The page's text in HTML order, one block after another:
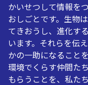
かいせつして情報を
おしごとです。生物
てきおうし、進化す
います。それらを伝
かの一助になること
環境でくらす仲間た
もらうことを、私た